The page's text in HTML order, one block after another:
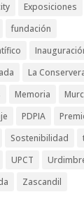
Exposiciones
fundación
La
Memoria
PDPIA
Sostenibilidad
UPCT
Zascandil